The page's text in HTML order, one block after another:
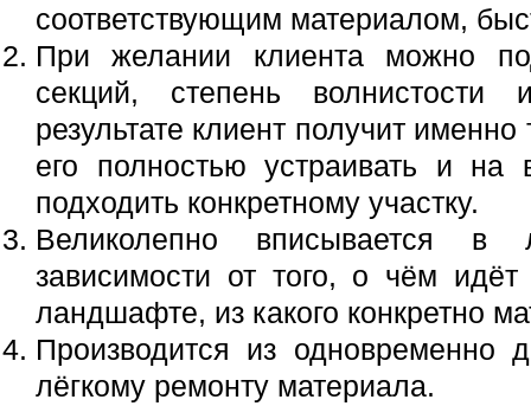
соответствующим материалом,
При желании клиента можно
секций, степень
результате клиент получит
его полностью устраивать и на
подходить конкретному участку.
Великолепно вписывается в
зависимости от того, о чём
ландшафте, из какого конкретно
Производится из одновременно
лёгкому ремонту материала.